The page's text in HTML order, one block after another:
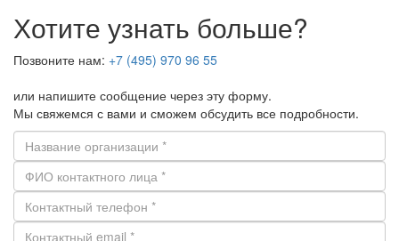
Хотите узнать больше?
Позвоните нам: +7 (495) 970 96 55
или напишите сообщение через эту форму.
Мы свяжемся с вами и сможем обсудить все подробности.